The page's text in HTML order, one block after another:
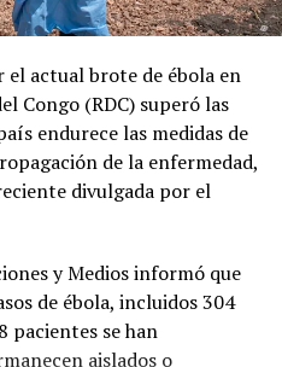
actual brote de ébola en
Congo (RDC) superó las
endurece las medidas de
de la enfermedad,
divulgada por el
y Medios informó que
de ébola, incluidos 304
pacientes se han
aislados o